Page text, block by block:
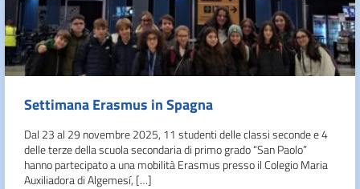
Settimana Erasmus in Spagna
Dal 23 al 29 novembre 2025, 11 studenti delle classi seconde e 4
delle terze della scuola secondaria di primo grado “San Paolo”
hanno partecipato a una mobilità Erasmus presso il Colegio Maria
Auxiliadora di Algemesí, […]